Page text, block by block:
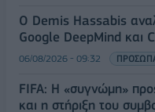
Ο Demis Hassabis
Google DeepMind και
06/08/2026 - 09:32
FIFA: Η «συγνώμη»
και η στήριξη του